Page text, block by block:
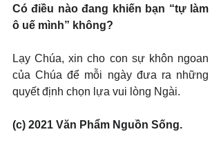
Có điều nào đang khiến bạn “tự làm
ô uế mình” không?
Lạy Chúa, xin cho con sự khôn ngoan
của Chúa để mỗi ngày đưa ra những
quyết định chọn lựa vui lòng Ngài.
(c) 2021 Văn Phẩm Nguồn Sống.